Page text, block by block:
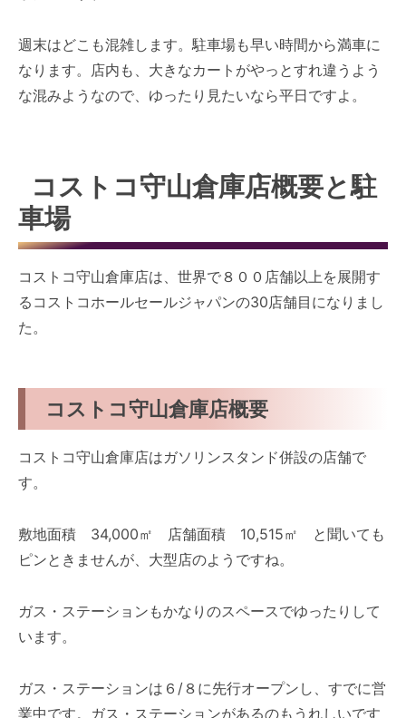
週末はどこも混雑します。駐車場も早い時間から満車に
なります。店内も、大きなカートがやっとすれ違うよう
な混みようなので、ゆったり見たいなら平日ですよ。
コストコ守山倉庫店概要と駐
車場
コストコ守山倉庫店は、世界で８００店舗以上を展開す
るコストコホールセールジャパンの30店舗目になりまし
た。
コストコ守山倉庫店概要
コストコ守山倉庫店はガソリンスタンド併設の店舗で
す。
敷地面積 34,000㎡ 店舗面積 10,515㎡ と聞いても
ピンときませんが、大型店のようですね。
ガス・ステーションもかなりのスペースでゆったりして
います。
ガス・ステーションは６/８に先行オープンし、すでに営
業中です。ガス・ステーションがあるのもうれしいです